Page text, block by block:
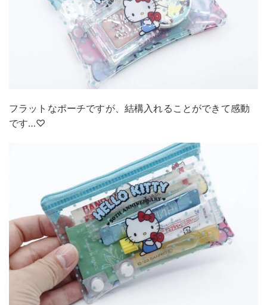
フラットなポーチですが、結構入れることができて感動
です…♡